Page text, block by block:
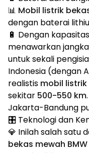
📊 Mobil listrik
dengan baterai
🔋 Dengan
menawarkan
untuk sekali
Indonesia (dengan
realistis mobil listrik
sekitar 500-550 km
Jakarta-Bandung
🎛️ Teknologi dan
💎 Inilah salah satu
bekas mewah BMW